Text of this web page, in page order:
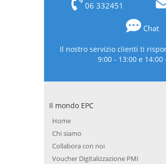
06 332451
Chat
Il nostro servizio clienti ti
9:00 - 13:00 e 14:00
Il mondo EPC
Home
Chi siamo
Collabora con noi
Voucher Digitalizzazione PMI